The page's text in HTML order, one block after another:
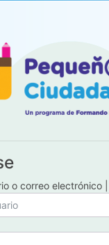
o correo electrónico |